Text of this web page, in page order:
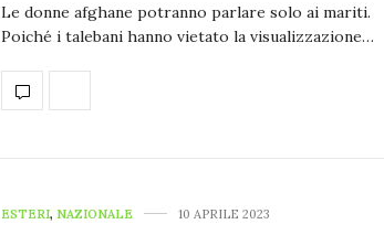
Le donne afghane potranno parlare solo ai mariti.
Poiché i talebani hanno vietato la visualizzazione…
ESTERI, NAZIONALE 10 APRILE 2023